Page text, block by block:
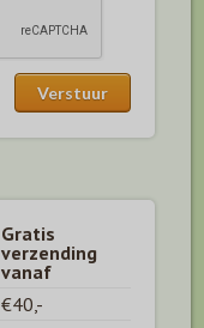
Gratis
verzending
vanaf
€40,-